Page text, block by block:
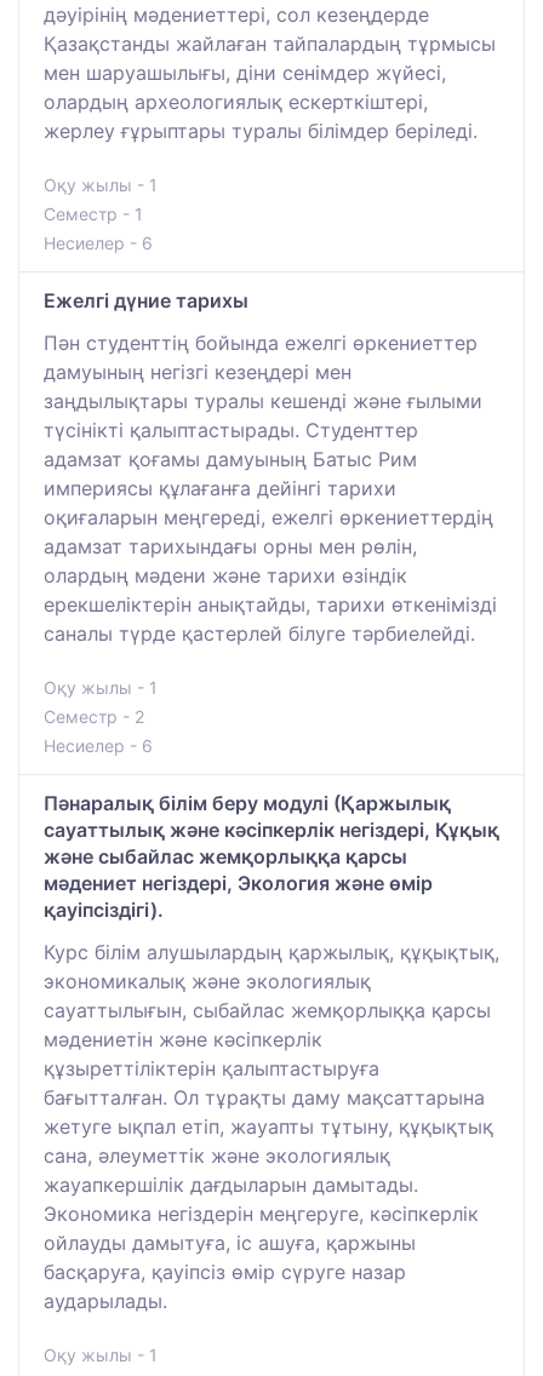
дәуірінің мәдениеттері, сол кезеңдерде
Қазақстанды жайлаған тайпалардың тұрмысы
мен шаруашылығы, діни сенімдер жүйесі,
олардың археологиялық ескерткіштері,
жерлеу ғұрыптары туралы білімдер беріледі.
Оқу жылы - 1
Семестр - 1
Несиелер - 6
Ежелгі дүние тарихы
Пән студенттің бойында ежелгі өркениеттер
дамуының негізгі кезеңдері мен
заңдылықтары туралы кешенді және ғылыми
түсінікті қалыптастырады. Студенттер
адамзат қоғамы дамуының Батыс Рим
империясы құлағанға дейінгі тарихи
оқиғаларын меңгереді, ежелгі өркениеттердің
адамзат тарихындағы орны мен рөлін,
олардың мәдени және тарихи өзіндік
ерекшеліктерін анықтайды, тарихи өткенімізді
саналы түрде қастерлей білуге тәрбиелейді.
Оқу жылы - 1
Семестр - 2
Несиелер - 6
Пәнаралық білім беру модулі (Қаржылық
сауаттылық және кәсіпкерлік негіздері, Құқық
және сыбайлас жемқорлыққа қарсы
мәдениет негіздері, Экология және өмір
қауіпсіздігі).
Курс білім алушылардың қаржылық, құқықтық,
экономикалық және экологиялық
сауаттылығын, сыбайлас жемқорлыққа қарсы
мәдениетін және кәсіпкерлік
құзыреттіліктерін қалыптастыруға
бағытталған. Ол тұрақты даму мақсаттарына
жетуге ықпал етіп, жауапты тұтыну, құқықтық
сана, әлеуметтік және экологиялық
жауапкершілік дағдыларын дамытады.
Экономика негіздерін меңгеруге, кәсіпкерлік
ойлауды дамытуға, іс ашуға, қаржыны
басқаруға, қауіпсіз өмір сүруге назар
аударылады.
Оқу жылы - 1